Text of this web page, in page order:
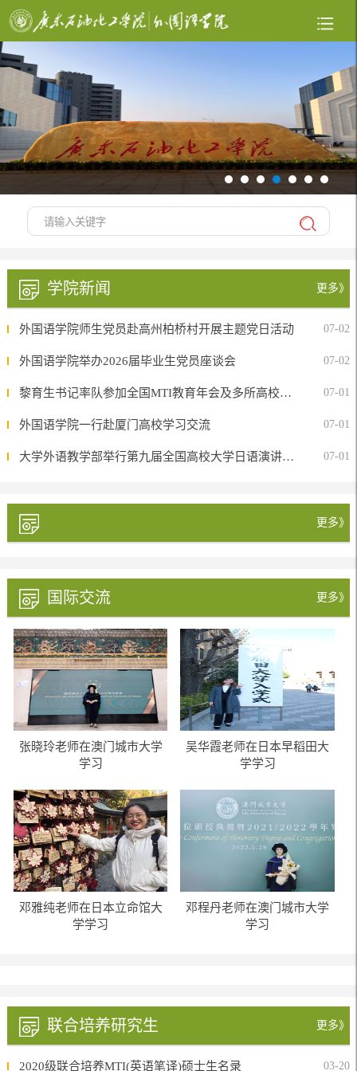
学院新闻 更多》
外国语学院师生党员赴高州柏桥村开展主题党日活动 07-02
外国语学院举办2026届毕业生党员座谈会 07-02
黎育生书记率队参加全国MTI教育年会及多所高校学习交流活动 07-01
外国语学院一行赴厦门高校学习交流 07-01
大学外语教学部举行第九届全国高校大学日语演讲大赛校级选拔赛 07-01
更多》
国际交流 更多》
张晓玲老师在澳门城市大学
学习
吴华霞老师在日本早稻田大
学学习
邓雅纯老师在日本立命馆大
学学习
邓程丹老师在澳门城市大学
学习
联合培养研究生 更多》
2020级联合培养MTI(英语笔译)硕士生名录 03-20